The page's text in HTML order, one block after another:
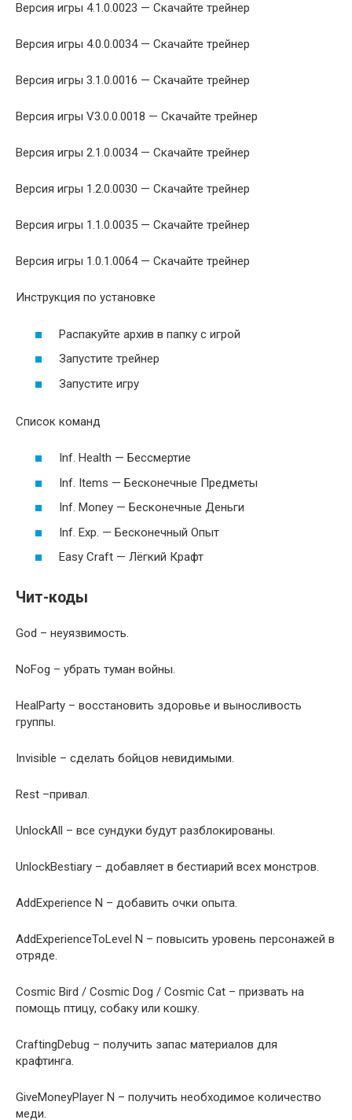
Версия игры 4.1.0.0023 — Скачайте трейнер
Версия игры 4.0.0.0034 — Скачайте трейнер
Версия игры 3.1.0.0016 — Скачайте трейнер
Версия игры V3.0.0.0018 — Скачайте трейнер
Версия игры 2.1.0.0034 — Скачайте трейнер
Версия игры 1.2.0.0030 — Скачайте трейнер
Версия игры 1.1.0.0035 — Скачайте трейнер
Версия игры 1.0.1.0064 — Скачайте трейнер
Инструкция по установке
Распакуйте архив в папку с игрой
Запустите трейнер
Запустите игру
Список команд
Inf. Health — Бессмертие
Inf. Items — Бесконечные Предметы
Inf. Money — Бесконечные Деньги
Inf. Exp. — Бесконечный Опыт
Easy Craft — Лёгкий Крафт
Чит-коды
God – неуязвимость.
NoFog – убрать туман войны.
HealParty – восстановить здоровье и выносливость
группы.
Invisible – сделать бойцов невидимыми.
Rest –привал.
UnlockAll – все сундуки будут разблокированы.
UnlockBestiary – добавляет в бестиарий всех монстров.
AddExperience N – добавить очки опыта.
AddExperienceToLevel N – повысить уровень персонажей в
отряде.
Cosmic Bird / Cosmic Dog / Cosmic Cat – призвать на
помощь птицу, собаку или кошку.
CraftingDebug – получить запас материалов для
крафтинга.
GiveMoneyPlayer N – получить необходимое количество
меди.